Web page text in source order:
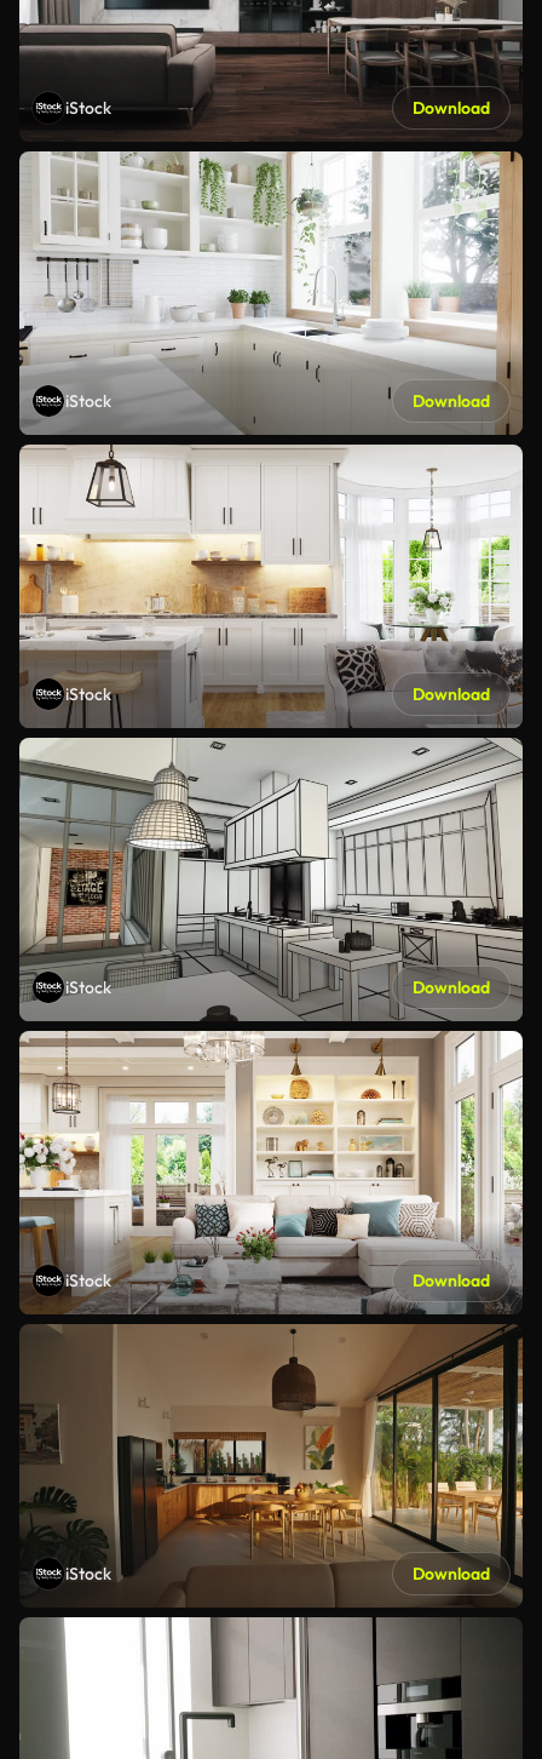
iStock Download
iStock Download
iStock Download
iStock Download
iStock Download
iStock Download